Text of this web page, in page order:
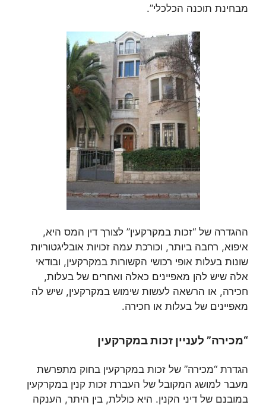
מבחינת תוכנה הכלכלי”.
ההגדרה של “זכות במקרקעין” לצורך דין המס היא,
איפוא, רחבה ביותר, וכורכת עמה זכויות אובליגטוריות
שונות בעלות אופי רכושי הקשורות במקרקעין, ובודאי
אלה שיש להן מאפיינים כאלה ואחרים של בעלות,
חכירה, או הרשאה לעשות שימוש במקרקעין, שיש לה
מאפיינים של בעלות או חכירה.
“מכירה” לעניין זכות במקרקעין
הגדרת “מכירה” של זכות במקרקעין בחוק מתפרשת
מעבר למושג המקובל של העברת זכות קנין במקרקעין
במובנם של דיני הקנין. היא כוללת, בין היתר, הענקה